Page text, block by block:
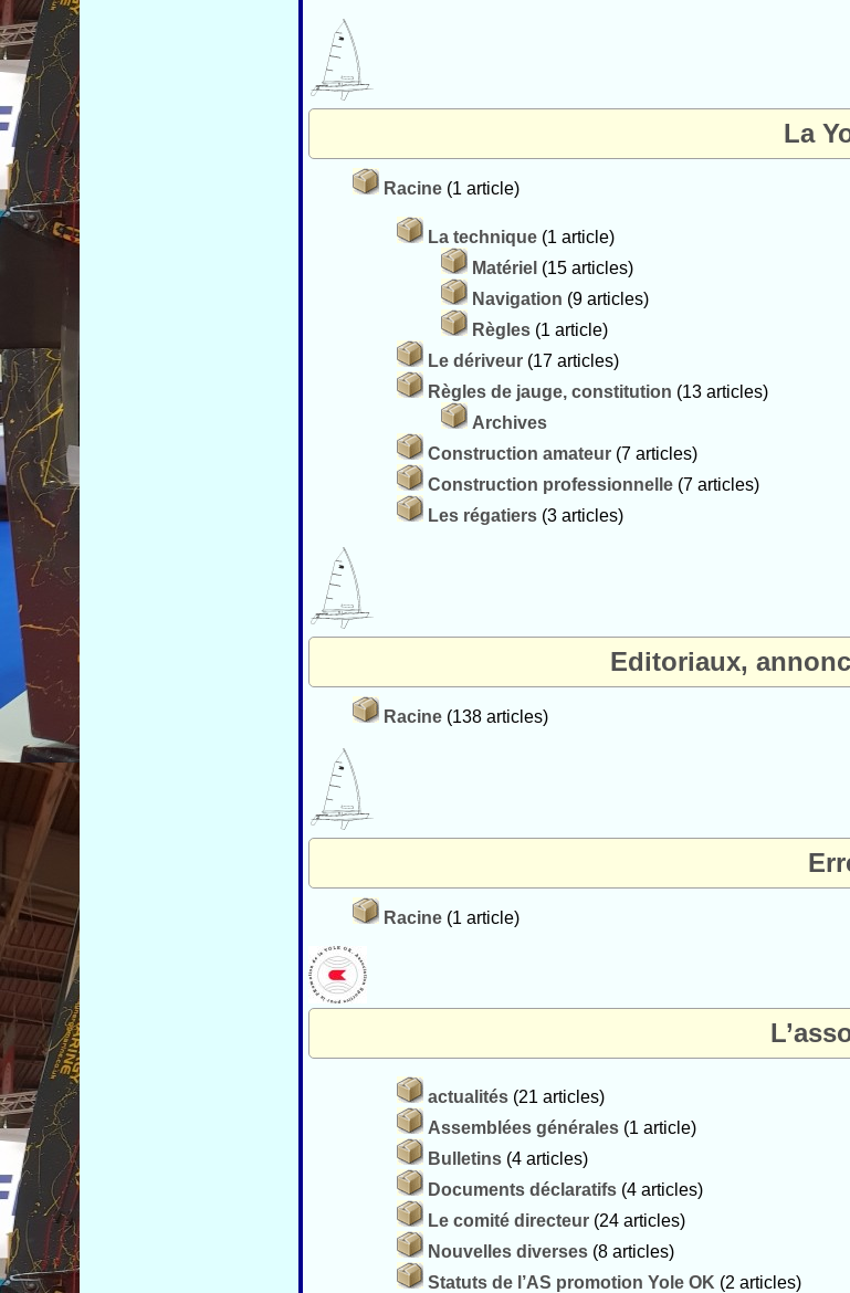
La
Racine (1 article)
La technique (1 article)
Matériel (15 articles)
Navigation (9 articles)
Règles (1 article)
Le dériveur (17 articles)
Règles de jauge, constitution (13 articles)
Archives
Construction amateur (7 articles)
Construction professionnelle (7 articles)
Les régatiers (3 articles)
Editoriaux,
Racine (138 articles)
Racine (1 article)
actualités (21 articles)
Assemblées générales (1 article)
Bulletins (4 articles)
Documents déclaratifs (4 articles)
Le comité directeur (24 articles)
Nouvelles diverses (8 articles)
Statuts de l’AS promotion Yole OK (2 articles)